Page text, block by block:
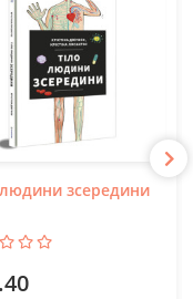
зсередини